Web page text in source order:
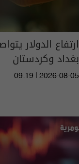
ارتفاع الدولار
بغداد وكردستان
09:19 | 2026-08-05